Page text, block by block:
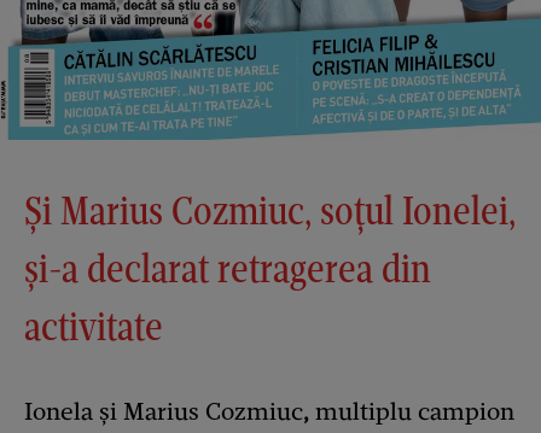
Și Marius Cozmiuc, soțul Ionelei,
și-a declarat retragerea din
activitate
Ionela și Marius Cozmiuc, multiplu campion